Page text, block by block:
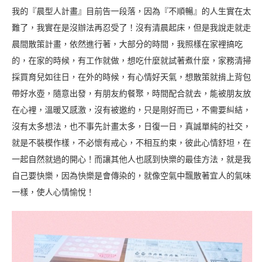
我的『晨型人計畫』目前告一段落，因為『不順暢』的人生實在太
難了，我實在是沒辦法再忍受了！沒有清晨起床，但是我說走就走
晨間散策計畫，依然進行著，大部分的時間，我照樣在家裡搞吃
的，在家的時候，有工作就做，想吃什麼就試著煮什麼，家務清掃
採買育兒如往日，在外的時候，有心情好天氣，想散策就揹上背包
帶好水壺，隨意出發，有朋友約餐聚，時間配合就去，能被朋友放
在心裡，溫暖又感激，沒有被邀約，只是剛好而已，不需要糾結，
沒有太多想法，也不事先計畫太多，日復一日，真誠單純的社交，
就是不裝模作樣，不必懷有戒心，不相互約束，彼此心情舒坦，在
一起自然就過的開心！而讓其他人也感到快樂的最佳方法，就是我
自己要快樂，因為快樂是會傳染的，就像空氣中飄散著宜人的氣味
一樣，使人心情愉悅！